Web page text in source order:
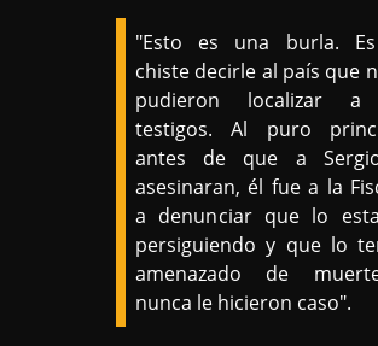
"Esto es una burla.
chiste decirle al país que
pudieron localizar a
testigos. Al puro
antes de que a
asesinaran, él fue a la
a denunciar que lo
persiguiendo y que lo
amenazado de
nunca le hicieron caso".